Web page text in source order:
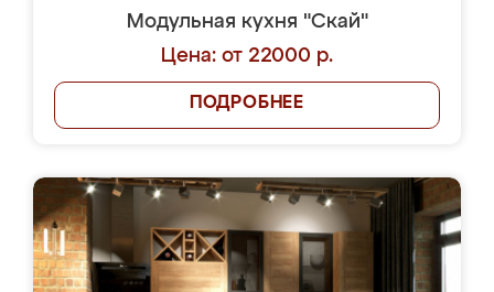
Модульная кухня "Скай"
Цена: от 22000 р.
ПОДРОБНЕЕ